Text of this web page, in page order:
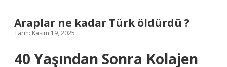
Araplar ne kadar Türk öldürdü ?
Tarih: Kasım 19, 2025
40 Yaşından Sonra Kolajen